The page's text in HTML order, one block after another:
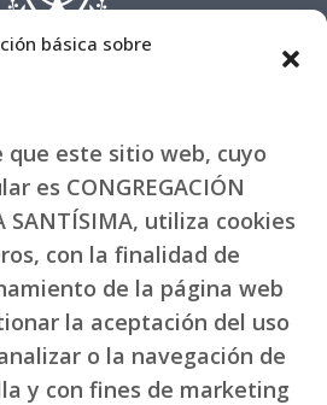
básica sobre
que este sitio web, cuyo
es CONGREGACIÓN
SANTÍSIMA, utiliza cookies
con la finalidad de
de la página web
la aceptación del uso
o la navegación de
y con fines de marketing